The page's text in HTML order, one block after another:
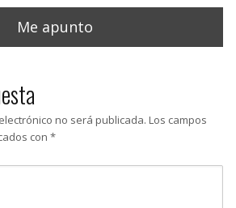
no será publicada. Los campos
con *